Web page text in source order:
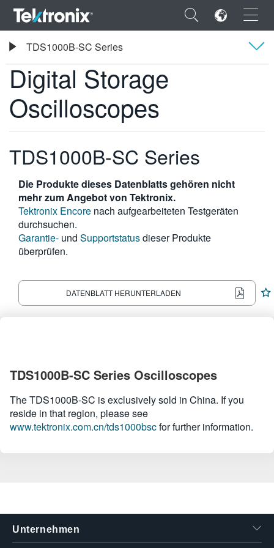
×
ENGLISH
DEUTSCH
VIỆT NAM
简体中文
日本語
Tektronix Digital Storage Oscilloscopes
Digital Storage
Oscilloscopes
TDS1000B-SC Series
Die Produkte dieses Datenblatts gehören nicht
mehr zum Angebot von Tektronix.
Tektronix Encore nach aufgearbeiteten Testgeräten
durchsuchen.
Garantie- und Supportstatusdieser Produkte
überprüfen.
DATENBLATT HERUNTERLADEN
TDS1000B-SC Series
Übersicht
TDS1000B-SC Series Oscilloscopes
The TDS1000B-SC is exclusively sold in China. If you
reside in that region, please see
www.tektronix.com.cn/tds1000bscfor further information.
Unternehmen